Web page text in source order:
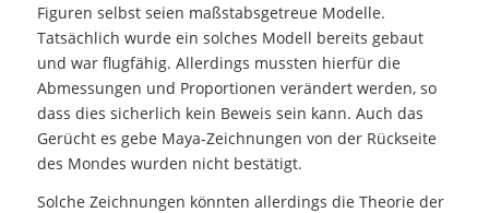
Figuren selbst seien maßstabsgetreue Modelle.
Tatsächlich wurde ein solches Modell bereits gebaut
und war flugfähig. Allerdings mussten hierfür die
Abmessungen und Proportionen verändert werden, so
dass dies sicherlich kein Beweis sein kann. Auch das
Gerücht es gebe Maya-Zeichnungen von der Rückseite
des Mondes wurden nicht bestätigt.
Solche Zeichnungen könnten allerdings die Theorie der